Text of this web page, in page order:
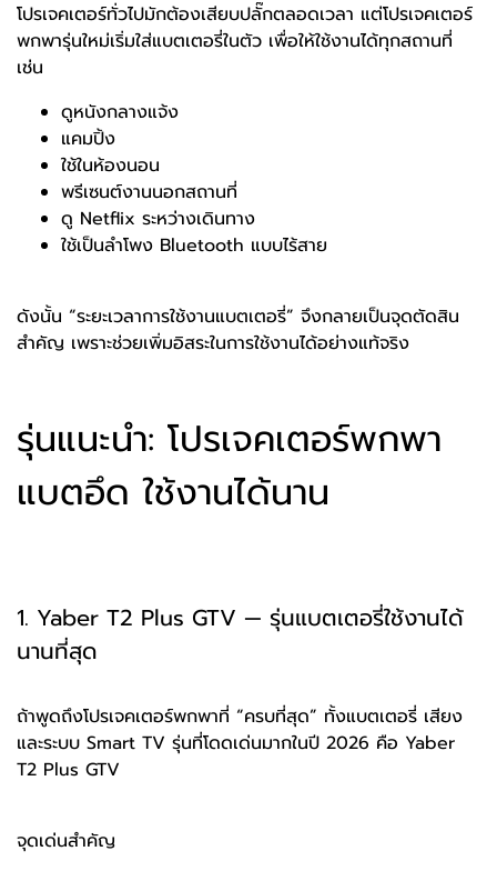
โปรเจคเตอร์ทั่วไปมักต้องเสียบปลั๊กตลอดเวลา แต่โปรเจคเตอร์
พกพารุ่นใหม่เริ่มใส่แบตเตอรี่ในตัว เพื่อให้ใช้งานได้ทุกสถานที่
เช่น
ดูหนังกลางแจ้ง
แคมปิ้ง
ใช้ในห้องนอน
พรีเซนต์งานนอกสถานที่
ดู Netflix ระหว่างเดินทาง
ใช้เป็นลำโพง Bluetooth แบบไร้สาย
ดังนั้น “ระยะเวลาการใช้งานแบตเตอรี่” จึงกลายเป็นจุดตัดสิน
สำคัญ เพราะช่วยเพิ่มอิสระในการใช้งานได้อย่างแท้จริง
รุ่นแนะนำ: โปรเจคเตอร์พกพา
แบตอึด ใช้งานได้นาน
1. Yaber T2 Plus GTV — รุ่นแบตเตอรี่ใช้งานได้
นานที่สุด
ถ้าพูดถึงโปรเจคเตอร์พกพาที่ “ครบที่สุด” ทั้งแบตเตอรี่ เสียง
และระบบ Smart TV รุ่นที่โดดเด่นมากในปี 2026 คือ Yaber
T2 Plus GTV
จุดเด่นสำคัญ